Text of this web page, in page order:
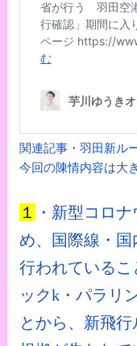
関連記事・羽田新ル
今回の陳情内容は大
１ ・新型コロ
め、国際線・
行われている
ックk・パラリ
とから、新飛